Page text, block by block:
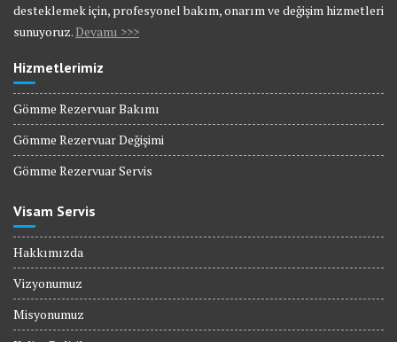
desteklemek için, profesyonel bakım, onarım ve değişim hizmetleri
sunuyoruz. Devamı >>>
Hizmetlerimiz
Gömme Rezervuar Bakımı
Gömme Rezervuar Değişimi
Gömme Rezervuar Servis
Visam Servis
Hakkımızda
Vizyonumuz
Misyonumuz